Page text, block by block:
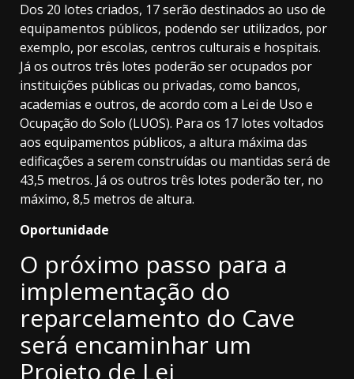
Dos 20 lotes criados, 17 serão destinados ao uso de
equipamentos públicos, podendo ser utilizados, por
exemplo, por escolas, centros culturais e hospitais.
Já os outros três lotes poderão ser ocupados por
instituições públicas ou privadas, como bancos,
academias e outros, de acordo com a Lei de Uso e
Ocupação do Solo (LUOS). Para os 17 lotes voltados
aos equipamentos públicos, a altura máxima das
edificações a serem construídas ou mantidas será de
43,5 metros. Já os outros três lotes poderão ter, no
máximo, 8,5 metros de altura.
Oportunidade
O próximo passo para a
implementação do
reparcelamento do Cave
será encaminhar um
Projeto de Lei